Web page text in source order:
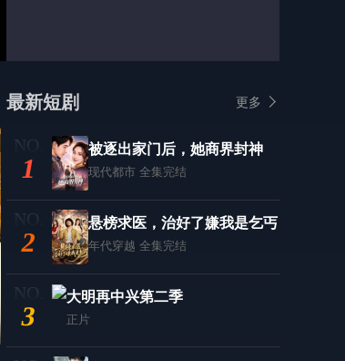
最新短剧 更多
1
被逐出家门后，她商界封神
现代都市 全集完结
2
悬榜求医，治好了嫌我是乞丐
年代穿越 全集完结
3
大明再中兴第二季
正片